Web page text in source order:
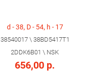
d - 38, D - 54, h - 17
38540017 \ 38BD5417T1
2DDK6B01 \ NSK
656,00 р.